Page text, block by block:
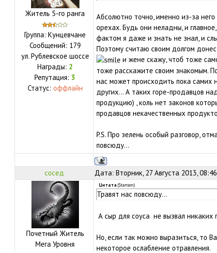
Житель 5-го ранга
Группа: Кунцевчане
Сообщений: 179
ул. Рублевское шоссе
Награды: 2
Репутация: 3
Статус: оффлайн
Абсолютно точно, именно из-за
орехах. Будь они неладны, и
фактом я даже и знать не знал, и
Поэтому считаю своим долгом
и жене скажу, чтоб тоже
тоже расскажите своим знакомым.
нас может происходить пока самих
других... А таких горе-продавцов
продукцию) , коль нет законов
продавцов некачественных
P.S. Про зелень особый разговор,
повсюду...
сосед Дата: Вторник, 27 Августа 2013,
Почетный Житель
Мега Уровня
Цитата (Stanson)
Травят нас повсюду...
А сыр для соуса не вызвал никаких
Но, если так можно выразиться, то
некоторое ослабление отравления.